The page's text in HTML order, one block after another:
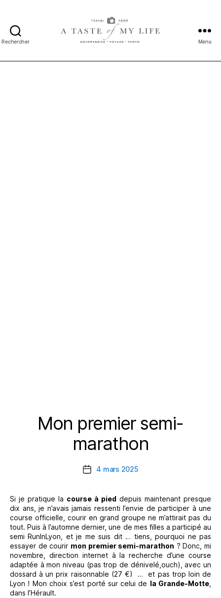
Rechercher
taste
Menu
Catégories
Mon premier semi-
marathon
Date4 mars 2025
Si je pratique la course à pied depuis maintenant presque
dix ans, je n’avais jamais ressenti l’envie de participer à une
course officielle, courir en grand groupe ne m’attirait pas du
tout. Puis à l’automne dernier, une de mes filles a participé au
semi RunInLyon, et je me suis dit … tiens, pourquoi ne pas
essayer de courir mon premier semi-marathon ? Donc, mi
novembre, direction internet à la recherche d’une course
adaptée à mon niveau (pas trop de dénivelé,ouch), avec un
dossard à un prix raisonnable (27 €)
…
et pas trop loin de
Lyon ! Mon choix s’est porté sur celui de la Grande-Motte,
dans l’Hérault.